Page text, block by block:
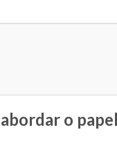
o papel